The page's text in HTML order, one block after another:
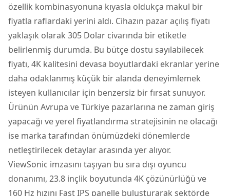
özellik kombinasyonuna kıyasla oldukça makul bir
fiyatla raflardaki yerini aldı. Cihazın pazar açılış fiyatı
yaklaşık olarak 305 Dolar civarında bir etiketle
belirlenmiş durumda. Bu bütçe dostu sayılabilecek
fiyatı, 4K kalitesini devasa boyutlardaki ekranlar yerine
daha odaklanmış küçük bir alanda deneyimlemek
isteyen kullanıcılar için benzersiz bir fırsat sunuyor.
Ürünün Avrupa ve Türkiye pazarlarına ne zaman giriş
yapacağı ve yerel fiyatlandırma stratejisinin ne olacağı
ise marka tarafından önümüzdeki dönemlerde
netleştirilecek detaylar arasında yer alıyor.
ViewSonic imzasını taşıyan bu sıra dışı oyuncu
donanımı, 23.8 inçlik boyutunda 4K çözünürlüğü ve
160 Hz hızını Fast IPS panelle buluşturarak sektörde